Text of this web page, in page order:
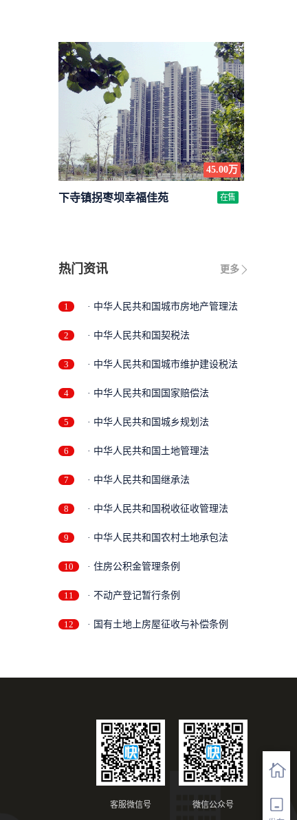
45.00万
下寺镇拐枣坝幸福佳苑 在售
更多
热门资讯
1 · 中华人民共和国城市房地产管理法
2 · 中华人民共和国契税法
3 · 中华人民共和国城市维护建设税法
4 · 中华人民共和国国家赔偿法
5 · 中华人民共和国城乡规划法
6 · 中华人民共和国土地管理法
7 · 中华人民共和国继承法
8 · 中华人民共和国税收征收管理法
9 · 中华人民共和国农村土地承包法
10 · 住房公积金管理条例
11 · 不动产登记暂行条例
12 · 国有土地上房屋征收与补偿条例
微信公众号
客服微信号